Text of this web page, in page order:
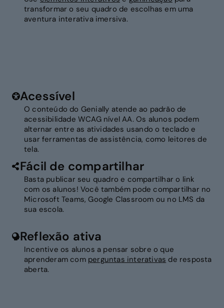
transformar o seu quadro de escolhas em uma
aventura interativa imersiva.
Acessível
O conteúdo do Genially atende ao padrão de
acessibilidade WCAG nível AA. Os alunos podem
alternar entre as atividades usando o teclado e
usar ferramentas de assistência, como leitores de
tela.
Fácil de compartilhar
Basta publicar seu quadro e compartilhar o link
com os alunos! Você também pode compartilhar no
Microsoft Teams, Google Classroom ou no LMS da
sua escola.
Reflexão ativa
Incentive os alunos a pensar sobre o que
aprenderam com perguntas interativas de resposta
aberta.